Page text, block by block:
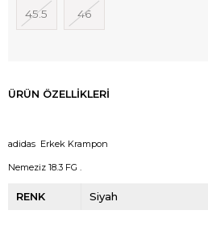
45.5 46
ÜRÜN ÖZELLIKLERI
adidas Erkek Krampon
Nemeziz 18.3 FG .
RENK Siyah